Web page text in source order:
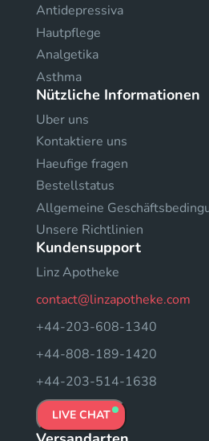
Antidepressiva
Hautpflege
Analgetika
Asthma
Nützliche Informationen
Uber uns
Kontaktiere uns
Haeufige fragen
Bestellstatus
Allgemeine
Unsere Richtlinien
Kundensupport
Linz Apotheke
contact@linzapotheke.com
+44-203-608-1340
+44-808-189-1420
+44-203-514-1638
LIVE CHAT